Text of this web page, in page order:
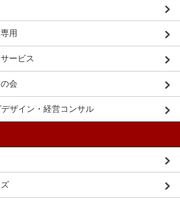
用
ービス
会
ザイン・経営コンサル